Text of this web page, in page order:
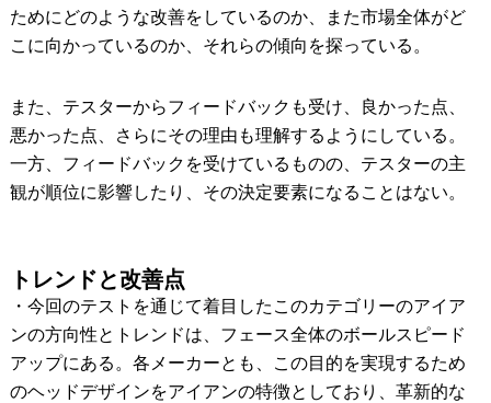
ためにどのような改善をしているのか、また市場全体がど
こに向かっているのか、それらの傾向を探っている。
また、テスターからフィードバックも受け、良かった点、
悪かった点、さらにその理由も理解するようにしている。
一方、フィードバックを受けているものの、テスターの主
観が順位に影響したり、その決定要素になることはない。
トレンドと改善点
・今回のテストを通じて着目したこのカテゴリーのアイア
ンの方向性とトレンドは、フェース全体のボールスピード
アップにある。各メーカーとも、この目的を実現するため
のヘッドデザインをアイアンの特徴としており、革新的な